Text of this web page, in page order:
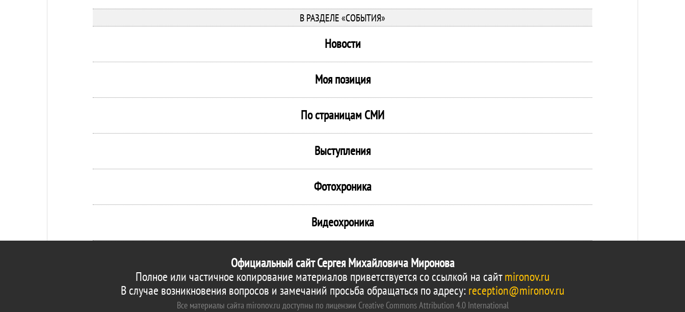
В РАЗДЕЛЕ «СОБЫТИЯ»
Новости
Моя позиция
По страницам СМИ
Выступления
Фотохроника
Видеохроника
Официальный сайт Сергея Михайловича Миронова
Полное или частичное копирование материалов приветствуется со ссылкой на сайтmironov.ru
В случае возникновения вопросов и замечаний просьба обращаться по адресу:reception@mironov.ru
Все материалы сайта mironov.ru доступны по лицензии Creative Commons Attribution 4.0 International